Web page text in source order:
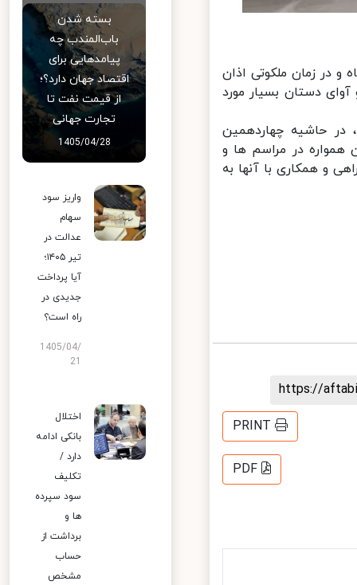
در زمان ملکوتی اذان
دستان بسیار مورد
حاشیه چهاردهمین
در مراسم ها و
و همکاری با آنها به
https://
PRINT
PDF
بسته شدن
باب‌المندب چه
پیامدهایی برای
اقتصاد جهان دارد؟؛
از قیمت نفت تا
تجارت جهانی
1405/04/28
واریز سود
سهام
عدالت در
تیر ۱۴۰۵؛
آیا پرداخت
جدیدی در
راه است؟
1405/04/
اختلال
بانکی ادامه
دارد /
تکلیف
سود سپرده
ها و
برداشت از
حساب
مشخص